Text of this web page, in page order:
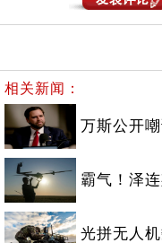
相关新闻：
万斯公开
霸气！泽
光拼无人